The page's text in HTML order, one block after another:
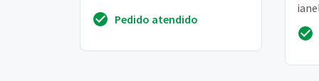
Pedido atendido